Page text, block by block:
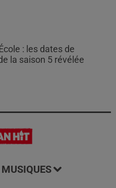
: les dates de
la saison 5 révélée
MUSIQUES